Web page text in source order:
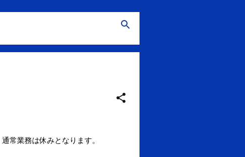
常業務は休みとなります。